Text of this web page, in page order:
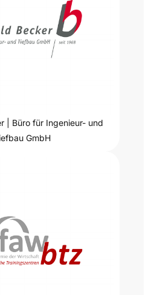
| Büro für Ingenieur- und
GmbH